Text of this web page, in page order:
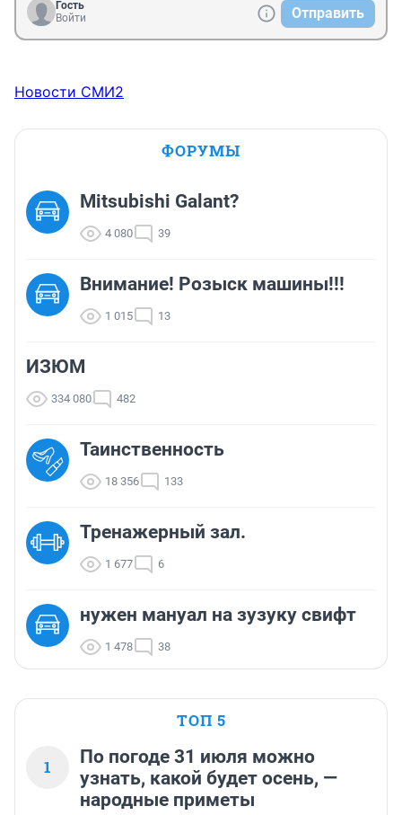
Гость
Войти
Отправить
Новости СМИ2
ФОРУМЫ
Mitsubishi Galant?
4 080 39
Внимание! Розыск машины!!!
1 015 13
ИЗЮМ
334 080 482
Таинственность
18 356 133
Тренажерный зал.
1 677 6
нужен мануал на зузуку свифт
1 478 38
ТОП 5
1
По погоде 31 июля можно
узнать, какой будет осень, —
народные приметы